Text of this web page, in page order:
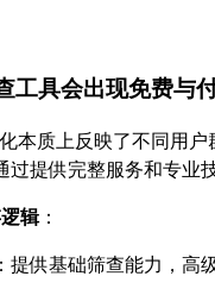
工具会出现免费与
本质上反映了不同用
提供完整服务和专业
辑：
提供基础筛查能力，高